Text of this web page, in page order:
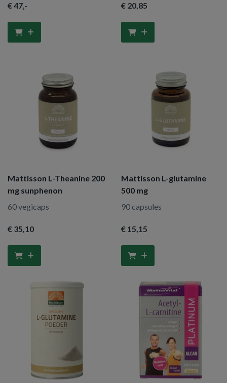
€ 47,- € 20,85
Mattisson L-Theanine 200
mg sunphenon
60 vegicaps
€ 35,10
Mattisson L-glutamine
500 mg
90 capsules
€ 15,15